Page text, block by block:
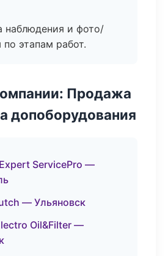
наблюдения и фото/
этапам работ.
Продажа
допоборудования
ServicePro —
— Ульяновск
Oil&Filter —